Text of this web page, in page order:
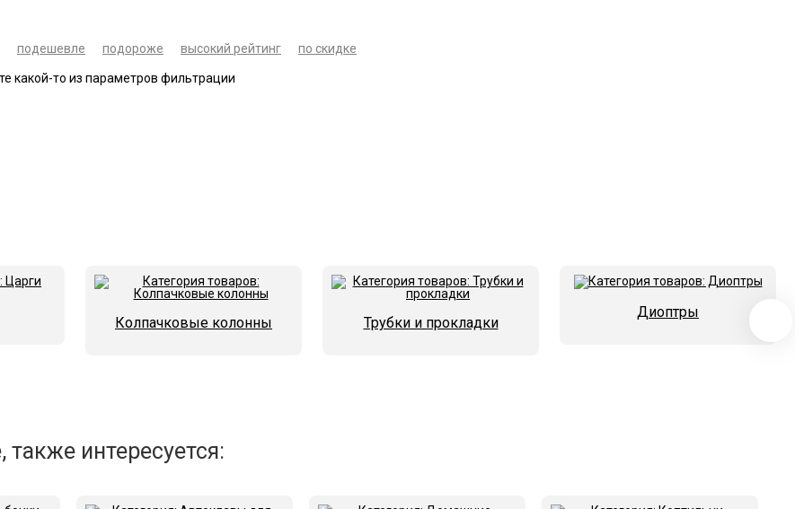
подешевле подороже высокий рейтинг по скидке
какой-то из параметров фильтрации
Колпачковые колонны Трубки и прокладки
Диоптры
интересуется: